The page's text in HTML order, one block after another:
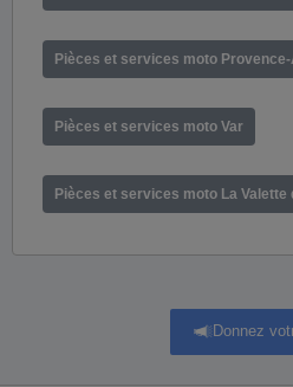
Pièces et services moto
Pièces et services moto Var
Pièces et services moto La Valette
Donnez